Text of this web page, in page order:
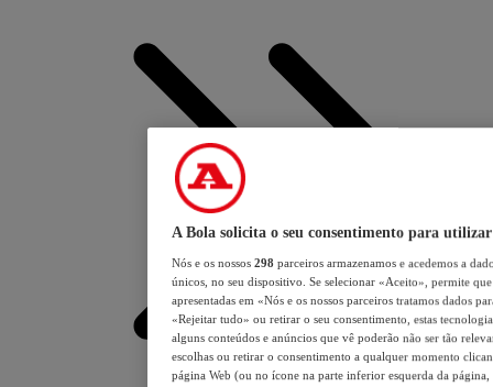
A Bola solicita o seu consentimento para utilizar
Nós e os nossos 298 parceiros armazenamos e acedemos a
únicos, no seu dispositivo. Se selecionar «Aceito», permite
apresentadas em «Nós e os nossos parceiros tratamos dados
«Rejeitar tudo» ou retirar o seu consentimento, estas
alguns conteúdos e anúncios que vê poderão não ser tão
escolhas ou retirar o consentimento a qualquer momento
página Web (ou no ícone na parte inferior esquerda da página,